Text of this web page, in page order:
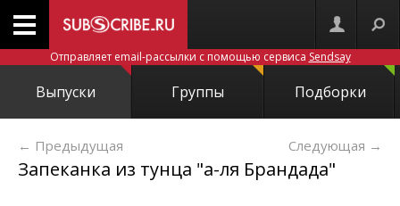
Отправляет email-рассылки с помощью сервиса Sendsay
Выпуски Группы Подборки
← Предыдущая Следующая →
Запеканка из тунца "а-ля Брандада"